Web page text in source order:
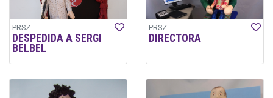
PRSZ
DESPEDIDA A SERGI
BELBEL
PRSZ
DIRECTORA